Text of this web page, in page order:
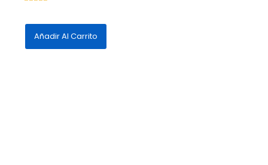
0
Añadir Al Carrito